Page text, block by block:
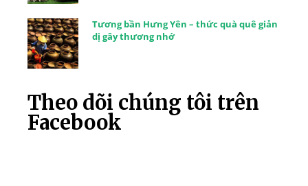
Tương bần Hưng Yên – thức quà quê giản
dị gây thương nhớ
Theo dõi chúng tôi trên
Facebook